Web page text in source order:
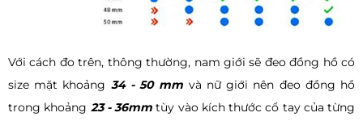
Với cách đo trên, thông thường, nam giới sẽ đeo đồng hồ có
size mặt khoảng 34 - 50 mm và nữ giới nên đeo đồng hồ
trong khoảng 23 - 36mm tùy vào kích thước cổ tay của từng